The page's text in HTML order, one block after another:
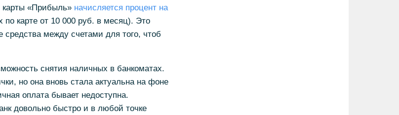
карты «Прибыль» начисляется процент на
по карте от 10 000 руб. в месяц). Это
между счетами для того, чтоб
снятия наличных в банкоматах.
но она вновь стала актуальна на фоне
оплата бывает недоступна.
довольно быстро и в любой точке